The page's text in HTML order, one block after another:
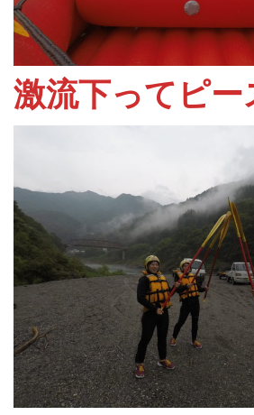
激流下ってピ